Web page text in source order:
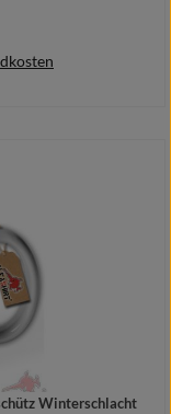
Winterschlacht